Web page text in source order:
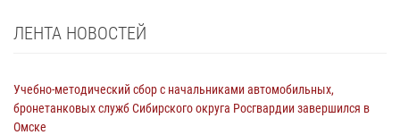
ЛЕНТА НОВОСТЕЙ
Учебно-методический сбор с начальниками автомобильных,
бронетанковых служб Сибирского округа Росгвардии завершился в
Омске